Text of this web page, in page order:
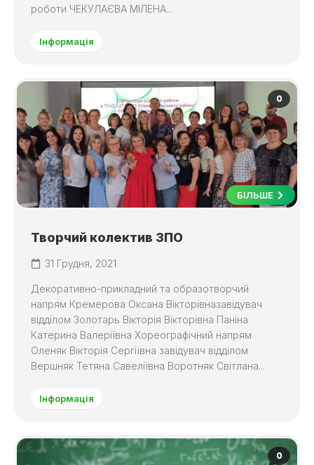
роботи ЧЕКУЛАЄВА МІЛЕНА...
Інформація
0
БІЛЬШЕ
Творчий колектив ЗПО
31 Грудня, 2021
Декоративно-прикладний та образотворчий
напрям Кремерова Оксана Вікторівназавідувач
відділом Золотарь Вікторія Вікторівна Паніна
Катерина Валеріївна Хореографічний напрям
Оленяк Вікторія Сергіївна завідувач відділом
Вершняк Тетяна Савеліївна Воротняк Світлана...
Інформація
0